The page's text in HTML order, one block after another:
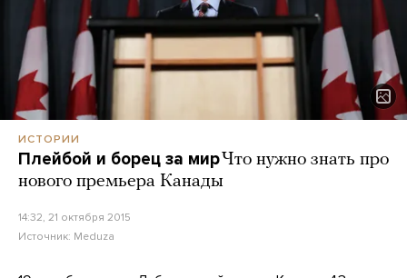
ИСТОРИИ
Плейбой и борец за мирЧто нужно знать про
нового премьера Канады
14:32, 21 октября 2015
Источник: Meduza